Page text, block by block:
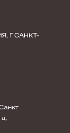
Г САНКТ-
а,